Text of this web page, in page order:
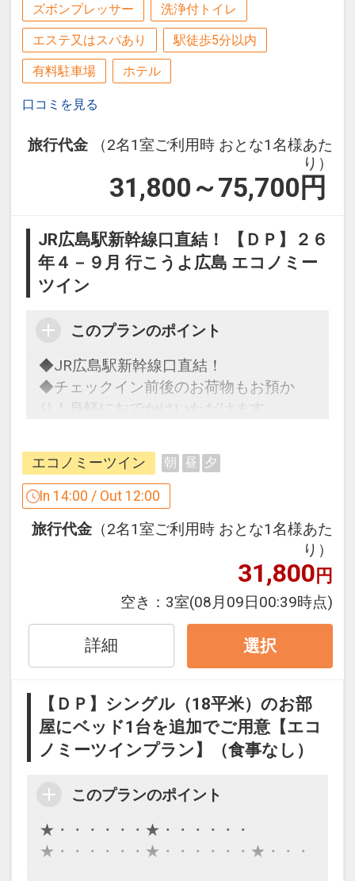
ズボンプレッサー 洗浄付トイレ
エステ又はスパあり 駅徒歩5分以内
有料駐車場 ホテル
口コミを見る
旅行代金
（2名1室ご利用時 おとな1名様あた
り）
31,800～75,700 円
JR広島駅新幹線口直結！ 【ＤＰ】２６
年４－９月 行こうよ広島 エコノミー
ツイン
このプランのポイント
◆JR広島駅新幹線口直結！
◆チェックイン前後のお荷物もお預か
り！身軽におでかけいただけます
どこだわりの寝具で翌朝すっきり！
「食事なしプラン」と「朝食付プラン」
●「食事なしプラン」と「朝食付プラ
【食事条件】をお確か
めのうえ、ご予約にお進みください。
設定期間：2026年4月1日～2026年9月
30日
17535458
エコノミーツイン 朝 昼 夕
In 14:00 / Out 12:00
旅行代金 （2名1室ご利用時 おとな1名様あた
り）
31,800円
空き： 3室(08月09日00:39時点)
詳細 選択
【ＤＰ】シングル（18平米）のお部
屋にベッド1台を追加でご用意【エコ
ノミーツインプラン】（食事なし）
このプランのポイント
★・・・・・・★・・・・・・
★・・・・・・★・・・・・・★・・・